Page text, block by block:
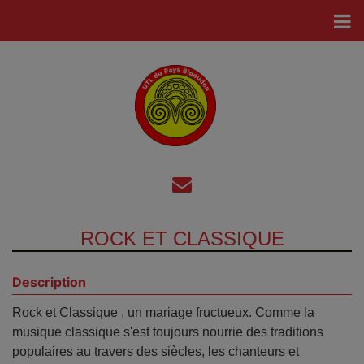
ROCK ET CLASSIQUE
Description
Rock et Classique , un mariage fructueux. Comme la
musique classique s'est toujours nourrie des traditions
populaires au travers des siècles, les chanteurs et